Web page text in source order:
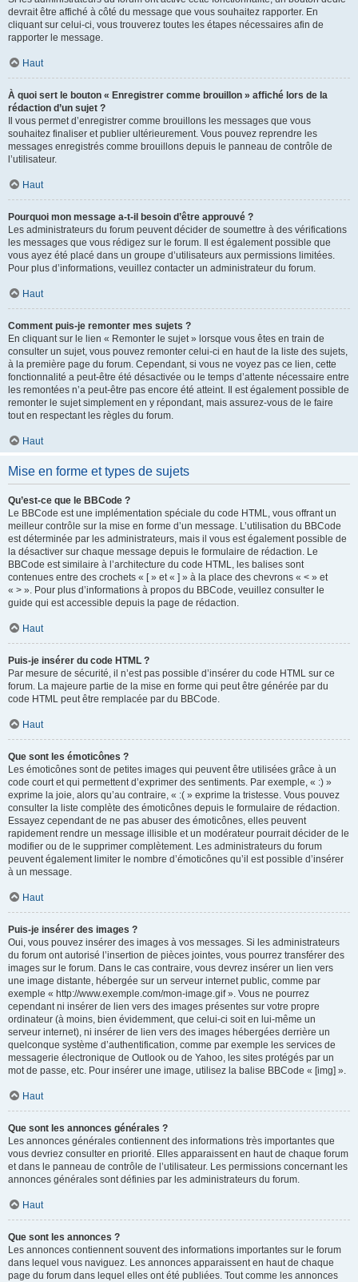
devrait être affiché à côté du message que vous souhaitez rapporter. En
cliquant sur celui-ci, vous trouverez toutes les étapes nécessaires afin de
rapporter le message.
Haut
À quoi sert le bouton « Enregistrer comme brouillon » affiché lors de la
rédaction d’un sujet ?
Il vous permet d’enregistrer comme brouillons les messages que vous
souhaitez finaliser et publier ultérieurement. Vous pouvez reprendre les
messages enregistrés comme brouillons depuis le panneau de contrôle de
l’utilisateur.
Haut
Pourquoi mon message a-t-il besoin d’être approuvé ?
Les administrateurs du forum peuvent décider de soumettre à des vérifications
les messages que vous rédigez sur le forum. Il est également possible que
vous ayez été placé dans un groupe d’utilisateurs aux permissions limitées.
Pour plus d’informations, veuillez contacter un administrateur du forum.
Haut
Comment puis-je remonter mes sujets ?
En cliquant sur le lien « Remonter le sujet » lorsque vous êtes en train de
consulter un sujet, vous pouvez remonter celui-ci en haut de la liste des sujets,
à la première page du forum. Cependant, si vous ne voyez pas ce lien, cette
fonctionnalité a peut-être été désactivée ou le temps d’attente nécessaire entre
les remontées n’a peut-être pas encore été atteint. Il est également possible de
remonter le sujet simplement en y répondant, mais assurez-vous de le faire
tout en respectant les règles du forum.
Haut
Mise en forme et types de sujets
Qu’est-ce que le BBCode ?
Le BBCode est une implémentation spéciale du code HTML, vous offrant un
meilleur contrôle sur la mise en forme d’un message. L’utilisation du BBCode
est déterminée par les administrateurs, mais il vous est également possible de
la désactiver sur chaque message depuis le formulaire de rédaction. Le
BBCode est similaire à l’architecture du code HTML, les balises sont
contenues entre des crochets « [ » et « ] » à la place des chevrons « < » et
« > ». Pour plus d’informations à propos du BBCode, veuillez consulter le
guide qui est accessible depuis la page de rédaction.
Haut
Puis-je insérer du code HTML ?
Par mesure de sécurité, il n’est pas possible d’insérer du code HTML sur ce
forum. La majeure partie de la mise en forme qui peut être générée par du
code HTML peut être remplacée par du BBCode.
Haut
Que sont les émoticônes ?
Les émoticônes sont de petites images qui peuvent être utilisées grâce à un
code court et qui permettent d’exprimer des sentiments. Par exemple, « :) »
exprime la joie, alors qu’au contraire, « :( » exprime la tristesse. Vous pouvez
consulter la liste complète des émoticônes depuis le formulaire de rédaction.
Essayez cependant de ne pas abuser des émoticônes, elles peuvent
rapidement rendre un message illisible et un modérateur pourrait décider de le
modifier ou de le supprimer complètement. Les administrateurs du forum
peuvent également limiter le nombre d’émoticônes qu’il est possible d’insérer
à un message.
Haut
Puis-je insérer des images ?
Oui, vous pouvez insérer des images à vos messages. Si les administrateurs
du forum ont autorisé l’insertion de pièces jointes, vous pourrez transférer des
images sur le forum. Dans le cas contraire, vous devrez insérer un lien vers
une image distante, hébergée sur un serveur internet public, comme par
exemple « http://www.exemple.com/mon-image.gif ». Vous ne pourrez
cependant ni insérer de lien vers des images présentes sur votre propre
ordinateur (à moins, bien évidemment, que celui-ci soit en lui-même un
serveur internet), ni insérer de lien vers des images hébergées derrière un
quelconque système d’authentification, comme par exemple les services de
messagerie électronique de Outlook ou de Yahoo, les sites protégés par un
mot de passe, etc. Pour insérer une image, utilisez la balise BBCode « [img] ».
Haut
Que sont les annonces générales ?
Les annonces générales contiennent des informations très importantes que
vous devriez consulter en priorité. Elles apparaissent en haut de chaque forum
et dans le panneau de contrôle de l’utilisateur. Les permissions concernant les
annonces générales sont définies par les administrateurs du forum.
Haut
Que sont les annonces ?
Les annonces contiennent souvent des informations importantes sur le forum
dans lequel vous naviguez. Les annonces apparaissent en haut de chaque
page du forum dans lequel elles ont été publiées. Tout comme les annonces